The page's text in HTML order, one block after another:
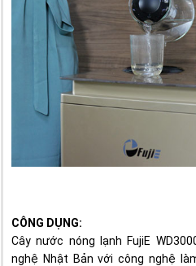
CÔNG DỤNG:
Cây nước nóng lạnh FujiE
nghệ Nhật Bản với công nghệ